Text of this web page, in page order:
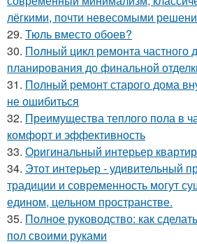
лёгкими, почти невесомыми
29. Тюль вместо обоев?
30. Полный цикл ремонта частного
планирования до финальной
31. Полный ремонт старого дома
не ошибиться
32. Преимущества теплого пола в
комфорт и эффективность
33. Оригинальный интерьер
34. Этот интерьер - удивительный
традиции и современность могут
едином, цельном пространстве.
35. Полное руководство: как
пол своими руками